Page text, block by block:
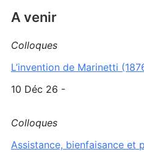
A venir
Colloques
L’invention de Marinetti
10 Déc 26 -
Colloques
Assistance, bienfaisance et